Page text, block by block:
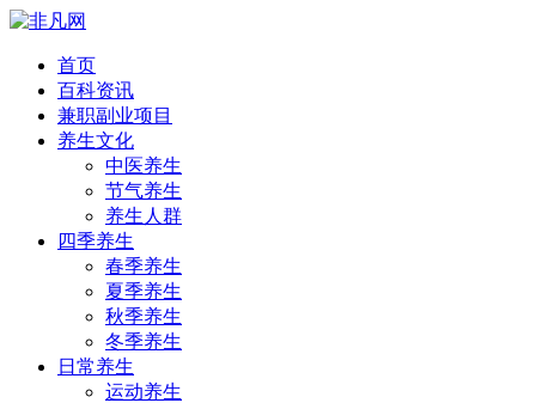
首页
百科资讯
兼职副业项目
养生文化
中医养生
节气养生
养生人群
四季养生
春季养生
夏季养生
秋季养生
冬季养生
日常养生
运动养生